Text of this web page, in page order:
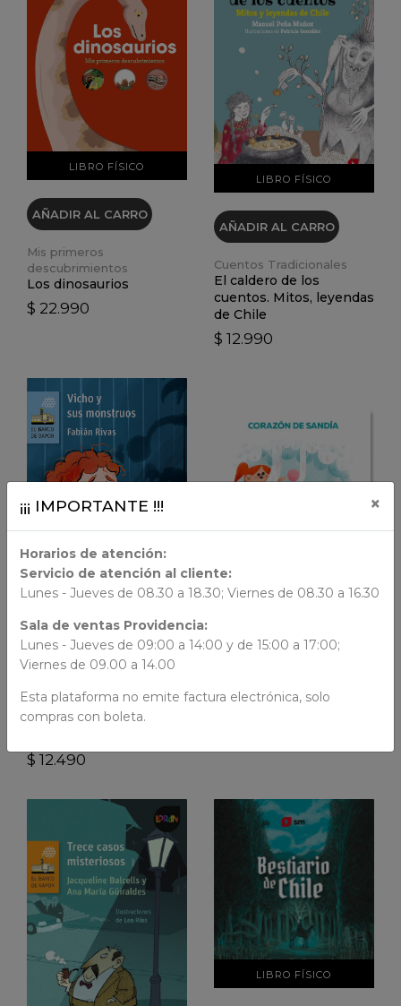
LIBRO FÍSICO
VER DETALLES
AÑADIR AL CARRO
Mis primeros
descubrimientos
Los dinosaurios
$ 22.990
LIBRO FÍSICO
VER DETALLES
AÑADIR AL CARRO
Cuentos Tradicionales
El caldero de los
cuentos. Mitos, leyendas
de Chile
$ 12.990
LIBRO FÍSICO
VER DETALLES
AÑADIR AL CARRO
El Barco de Vapor, Serie
Azul
$ 12.490
VER DETALLES
$ 14.990
VER DETALLES
LIBRO FÍSICO
VER DETALLES
¡¡¡ IMPORTANTE !!! ×
Horarios de atención:
Servicio de atención al cliente:
Lunes - Jueves de 08.30 a 18.30; Viernes de 08.30 a 16.30
Sala de ventas Providencia:
Lunes - Jueves de 09:00 a 14:00 y de 15:00 a 17:00;
Viernes de 09.00 a 14.00
Esta plataforma no emite factura electrónica, solo
compras con boleta.